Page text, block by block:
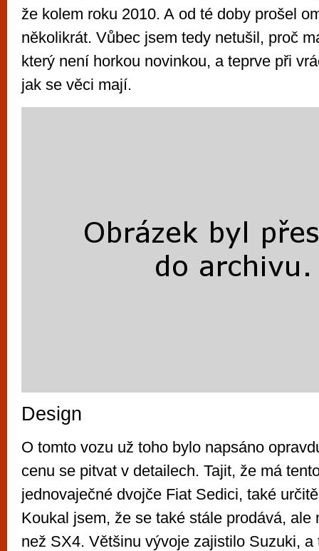
že kolem roku 2010. A od té doby prošel
několikrát. Vůbec jsem tedy netušil, proč
který není horkou novinkou, a teprve při
jak se věci mají.
Design
O tomto vozu už toho bylo napsáno
cenu se pitvat v detailech. Tajit, že má
jednovaječné dvojče Fiat Sedici, také
Koukal jsem, že se také stále prodává, ale
než SX4. Většinu vývoje zajistilo Suzuki, a